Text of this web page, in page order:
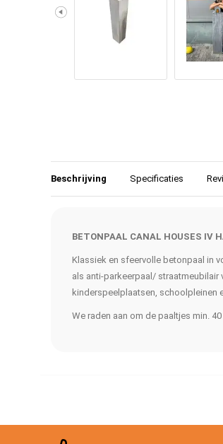
Beschrijving Specificaties
BETONPAAL CANAL HOUSES IV
Klassiek en sfeervolle betonpaal in
als anti-parkeerpaal/
kinderspeelplaatsen, schoolpleinen
We raden aan om de paaltjes min.